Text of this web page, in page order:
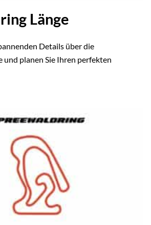
Länge
Details über die
und planen Sie Ihren perfekten